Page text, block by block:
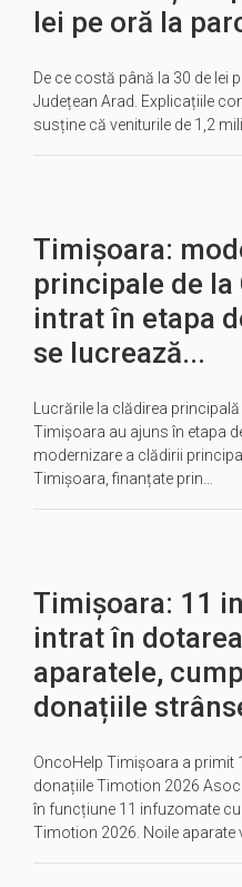
lei pe oră la
De ce costă până la 30 de lei
Județean Arad. Explicațiile
susține că veniturile de 1,2
Timișoara:
principale de
intrat în etapa
se lucrează...
Lucrările la clădirea
Timișoara au ajuns în etapa
modernizare a clădirii
Timișoara, finanțate prin…
Timișoara: 11
intrat în
aparatele,
donațiile
OncoHelp Timișoara a primit
donațiile Timotion 2026
în funcțiune 11 infuzomate
Timotion 2026. Noile aparate